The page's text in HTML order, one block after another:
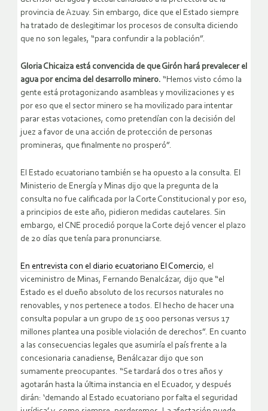
provincia de Azuay. Sin embargo, dice que el Estado siempre
ha tratado de deslegitimar los procesos de consulta diciendo
que no son legales, “para confundir a la población”.
Gloria Chicaiza está convencida de que Girón hará prevalecer el
agua por encima del desarrollo minero. “Hemos visto cómo la
gente está protagonizando asambleas y movilizaciones y es
por eso que el sector minero se ha movilizado para intentar
parar estas votaciones, como pretendían con la decisión del
juez a favor de una acción de protección de personas
promineras, que finalmente no prosperó”.
El Estado ecuatoriano también se ha opuesto a la consulta. El
Ministerio de Energía y Minas dijo que la pregunta de la
consulta no fue calificada por la Corte Constitucional y por eso,
a principios de este año, pidieron medidas cautelares. Sin
embargo, el CNE procedió porque la Corte dejó vencer el plazo
de 20 días que tenía para pronunciarse.
En entrevista con el diario ecuatoriano El Comercio, el
viceministro de Minas, Fernando Benalcázar, dijo que “el
Estado es el dueño absoluto de los recursos naturales no
renovables, y nos pertenece a todos. El hecho de hacer una
consulta popular a un grupo de 15 000 personas versus 17
millones plantea una posible violación de derechos”. En cuanto
a las consecuencias legales que asumiría el país frente a la
concesionaria canadiense, Benálcazar dijo que son
sumamente preocupantes. “Se tardará dos o tres años y
agotarán hasta la última instancia en el Ecuador, y después
dirán: ‘demando al Estado ecuatoriano por falta el seguridad